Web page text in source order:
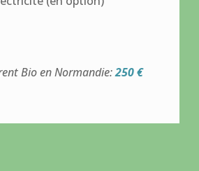
Bio en Normandie:250 €